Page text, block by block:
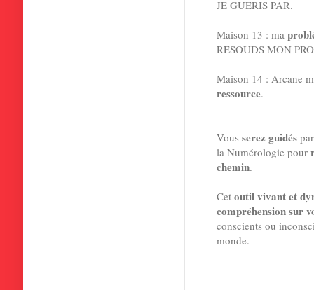
JE GUERIS PAR.
Maison 13 : ma
RESOUDS MON
Maison 14 : Arcane
ressource.
Vous serez guidés
la Numérologie pour
chemin.
Cet outil vivant et
compréhension sur
conscients ou
monde.